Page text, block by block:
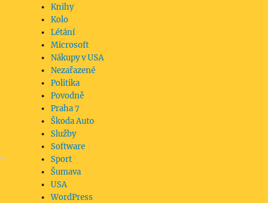
Knihy
Kolo
Létání
Microsoft
Nákupy v USA
Nezařazené
Politika
Povodně
Praha 7
Škoda Auto
Služby
Software
Sport
Šumava
USA
WordPress